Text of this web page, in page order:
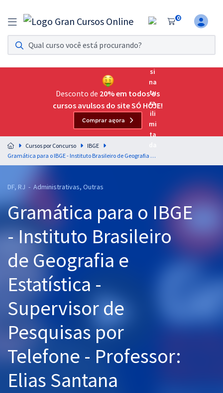
0
Assinatura Ilimitada 11
Acesso a todos os cursos. Teste grátis por 7 dias!
Assinatura OAB Até Passar
Acesso ilimitado a toda preparação para o Exame da
Residências Multiprofissionais
Preparação completa e intensiva para as principais
residências em saúde do Brasil
Cursos 20% OFF
Graduação
OAB
Questões grátis
Conteúdo gratuito
Aprovados
Desconto de 20% em todos os
cursos avulsos do site SÓ HOJE!
Comprar agora
Cursos por Concurso
IBGE
Gramática para o IBGE - Instituto Brasileiro de Geografia e Estatística - Supervisor de Pesquisas por Telefone - Professor: Elias Santana
DF, RJ - Administrativas, Outras
Gramática para o IBGE
- Instituto Brasileiro
de Geografia e
Estatística -
Supervisor de
Pesquisas por
Telefone - Professor:
Elias Santana